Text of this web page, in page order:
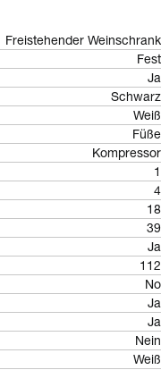
Freistehender Weinschrank
Fest
Ja
Schwarz
Weiß
Füße
Kompressor
1
4
18
39
Ja
112
No
Ja
Ja
Nein
Weiß